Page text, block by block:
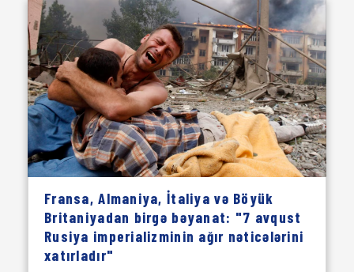
Fransa, Almaniya, İtaliya və Böyük
Britaniyadan birgə bəyanat: "7 avqust
Rusiya imperializminin ağır nəticələrini
xatırladır"